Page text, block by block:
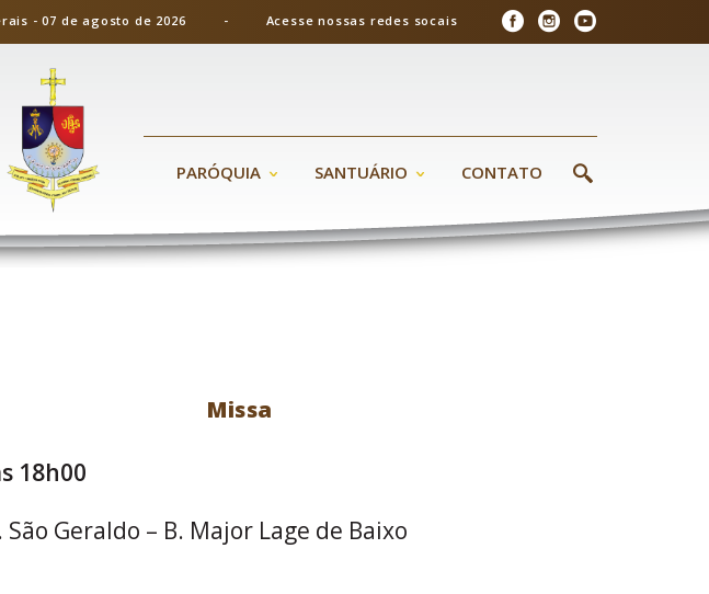
- 07 de agosto de 2026 - Acesse nossas redes socais
PARÓQUIA SANTUÁRIO CONTATO
Missa
18h00
São Geraldo – B. Major Lage de Baixo